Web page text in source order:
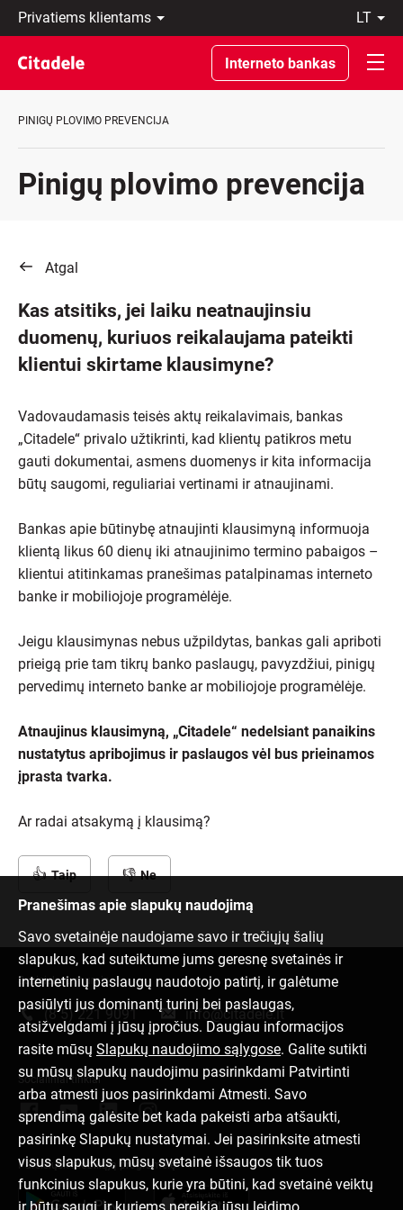
Privatiems
klientams
Verslo
klientams
Private
Apie
REWARDS
lt
LT
EN
Interneto bankas
PINIGŲ PLOVIMO PREVENCIJA
Pinigų plovimo prevencija
Atgal
Kas atsitiks, jei laiku neatnaujinsiu
duomenų, kuriuos reikalaujama pateikti
klientui skirtame klausimyne?
Vadovaudamasis teisės aktų reikalavimais, bankas
„Citadele“ privalo užtikrinti, kad klientų patikros metu
gauti dokumentai, asmens duomenys ir kita informacija
būtų saugomi, reguliariai vertinami ir atnaujinami.
Bankas apie būtinybę atnaujinti klausimyną informuoja
klientą likus 60 dienų iki atnaujinimo termino pabaigos –
klientui atitinkamas pranešimas patalpinamas interneto
banke ir mobiliojoje programėlėje.
Jeigu klausimynas nebus užpildytas, bankas gali apriboti
prieigą prie tam tikrų banko paslaugų, pavyzdžiui, pinigų
pervedimų interneto banke ar mobiliojoje programėlėje.
Atnaujinus klausimyną, „Citadele“ nedelsiant panaikins
nustatytus apribojimus ir paslaugos vėl bus prieinamos
įprasta tvarka.
Ar radai atsakymą į klausimą?
Taip Ne
Pranešimas apie slapukų naudojimą
Savo svetainėje naudojame savo ir trečiųjų šalių
slapukus, kad suteiktume jums geresnę svetainės ir
internetinių paslaugų naudotojo patirtį, ir galėtume
pasiūlyti jus dominantį turinį bei paslaugas,
atsižvelgdami į jūsų įpročius. Daugiau informacijos
rasite mūsų Slapukų naudojimo sąlygose. Galite sutikti
su mūsų slapukų naudojimu pasirinkdami Patvirtinti
arba atmesti juos pasirinkdami Atmesti. Savo
sprendimą galėsite bet kada pakeisti arba atšaukti,
pasirinkę Slapukų nustatymai. Jei pasirinksite atmesti
visus slapukus, mūsų svetainė išsaugos tik tuos
funkcinius slapukus, kurie yra būtini, kad svetainė veiktų
Susisiek su mumis
(8 5) 221 9091 info@citadele.lt
Socialiniai tinklai
Parsisiųsk mobiliąją programėlę